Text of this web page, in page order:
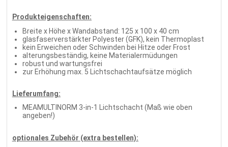
Produkteigenschaften:
Breite x Höhe x Wandabstand: 125 x 100 x 40 cm
glasfaserverstärkter Polyester (GFK), kein Thermoplast
kein Erweichen oder Schwinden bei Hitze oder Frost
alterungsbeständig, keine Materialermüdungen
robust und wartungsfrei
zur Erhöhung max. 5 Lichtschachtaufsätze möglich
Lieferumfang:
MEAMULTINORM 3-in-1 Lichtschacht (Maß wie oben
angeben!)
optionales Zubehör (extra bestellen):